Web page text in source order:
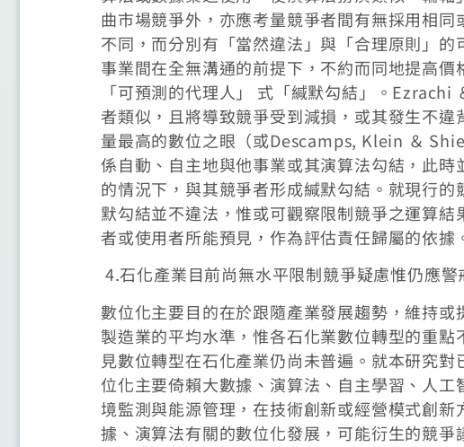
曲市場競爭外，亦應考量競爭者間有無採用相
不同，而分別有「當然違法」與「合理原則」
事業間在全無溝通的前提下，不約而同地提高
「可預測的代理人」 式「緘默勾結」。
者類似，且將導致競爭受到減損，或其發生不
量最高的數位之眼（或Descamps, Klein ＆
係自動、自主地與他事業或其演算法勾結，此
的情況下，與其競爭者形成緘默勾結。就現行
默勾結並不違法，惟或可觀察限制競爭之運算
者或使用者所能預見，作為評估責任歸屬的依據
4.石化產業目前尚無水平限制競爭疑慮惟仍應警
數位化主要目的在於跟隨產業發展趨勢，維持
製造業的平均水準，惟各石化業數位轉型的重
見數位轉型在石化產業仍尚未普遍。就本研究
位化主要倚賴大數據、演算法、自主學習、人
境監測與能源管理，在技術創新或經營模式創
據、演算法有關的數位化發展，可能衍生的競爭